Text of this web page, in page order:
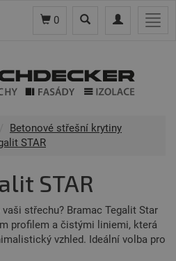
Toggle
Toggle
0
Betonové střešní krytiny
STAR
STAR
střechu? Bramac Tegalit Star
profilem a čistými liniemi, která
vzhled. Ideální volba pro